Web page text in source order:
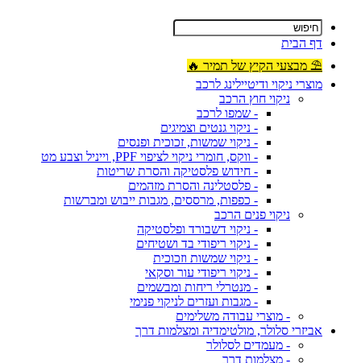
דף הבית
⛱ מבצעי הקיץ של תמיר 🔥
מוצרי ניקוי ודיטיילינג לרכב
ניקוי חוץ הרכב
- שמפו לרכב
- ניקוי גנטים וצמיגים
- ניקוי שמשות, זכוכית ופנסים
- ווקס, חומרי ניקוי לציפוי PPF, וייניל וצבע מט
- חידוש פלסטיקה והסרת שריטות
- פלסטלינה והסרת מזהמים
- כפפות, מרססים, מגבות ייבוש ומברשות
ניקוי פנים הרכב
- ניקוי דשבורד ופלסטיקה
- ניקוי ריפודי בד ושטיחים
- ניקוי שמשות וזכוכית
- ניקוי ריפודי עור וסקאי
- מנטרלי ריחות ומבשמים
- מגבות ועזרים לניקוי פנימי
- מוצרי עבודה משלימים
אביזרי סלולר, מולטימדיה ומצלמות דרך
- מעמדים לסלולר
- מצלמות דרך